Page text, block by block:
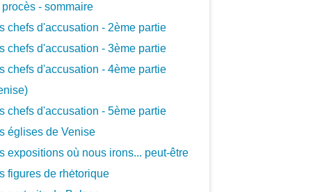
procès - sommaire
chefs d'accusation - 2ème partie
chefs d'accusation - 3ème partie
chefs d'accusation - 4ème partie
chefs d'accusation - 5ème partie
églises de Venise
expositions où nous irons... peut-être
figures de rhėtorique